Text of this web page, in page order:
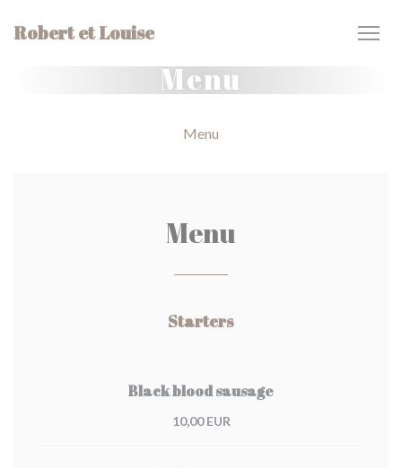
Robert et Louise
Menu
Menu
Menu
Starters
Black blood sausage
10,00 EUR